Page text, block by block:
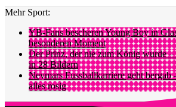
Mehr Sport:
YB-Fans bescheren Young Boy in
besonderen Moment
Der Prinz, der nie zum König wurde
in 28 Bildern
Neymars Fussballkarriere geht
alles rosig